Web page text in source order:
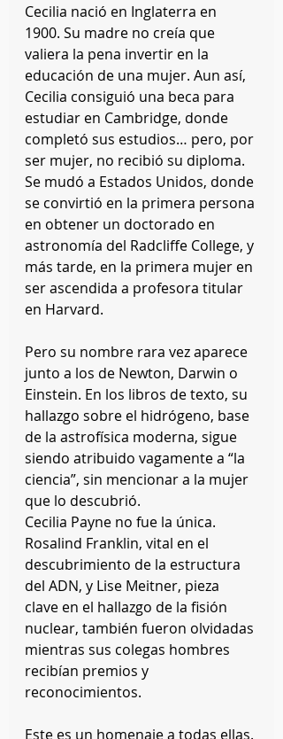
Cecilia nació en Inglaterra en
1900. Su madre no creía que
valiera la pena invertir en la
educación de una mujer. Aun así,
Cecilia consiguió una beca para
estudiar en Cambridge, donde
completó sus estudios… pero, por
ser mujer, no recibió su diploma.
Se mudó a Estados Unidos, donde
se convirtió en la primera persona
en obtener un doctorado en
astronomía del Radcliffe College, y
más tarde, en la primera mujer en
ser ascendida a profesora titular
en Harvard.
Pero su nombre rara vez aparece
junto a los de Newton, Darwin o
Einstein. En los libros de texto, su
hallazgo sobre el hidrógeno, base
de la astrofísica moderna, sigue
siendo atribuido vagamente a “la
ciencia”, sin mencionar a la mujer
que lo descubrió.
Cecilia Payne no fue la única.
Rosalind Franklin, vital en el
descubrimiento de la estructura
del ADN, y Lise Meitner, pieza
clave en el hallazgo de la fisión
nuclear, también fueron olvidadas
mientras sus colegas hombres
recibían premios y
reconocimientos.
Este es un homenaje a todas ellas.